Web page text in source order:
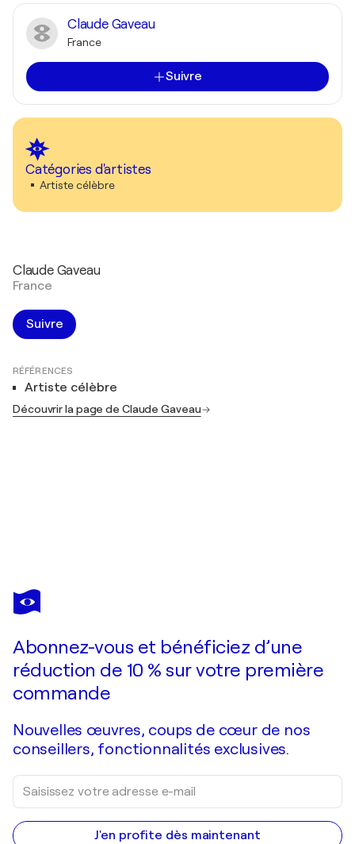
Claude Gaveau
France
Suivre
Catégories d'artistes
Artiste célèbre
Claude Gaveau
France
Suivre
RÉFÉRENCES
Artiste célèbre
Découvrir la page de Claude Gaveau
CLAUDE GAVEAU
Christine
Abonnez-vous et bénéficiez d’une
réduction de 10 % sur votre première
commande
Nouvelles œuvres, coups de cœur de nos
conseillers, fonctionnalités exclusives.
J'en profite dès maintenant